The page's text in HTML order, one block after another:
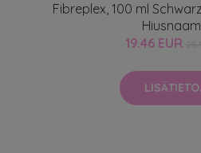
Fibreplex, 100 ml
19.46 EUR